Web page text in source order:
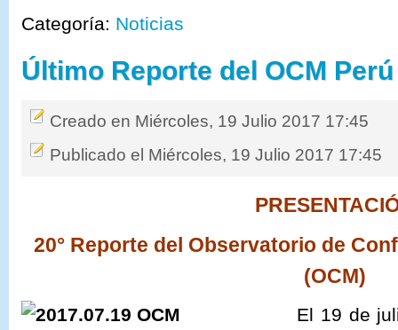
Categoría: Noticias
Último Reporte del OCM Perú
Creado en Miércoles, 19 Julio 2017 17:45
Publicado el Miércoles, 19 Julio 2017 17:45
20° Reporte del Observatorio de
(OCM)
El 19 de